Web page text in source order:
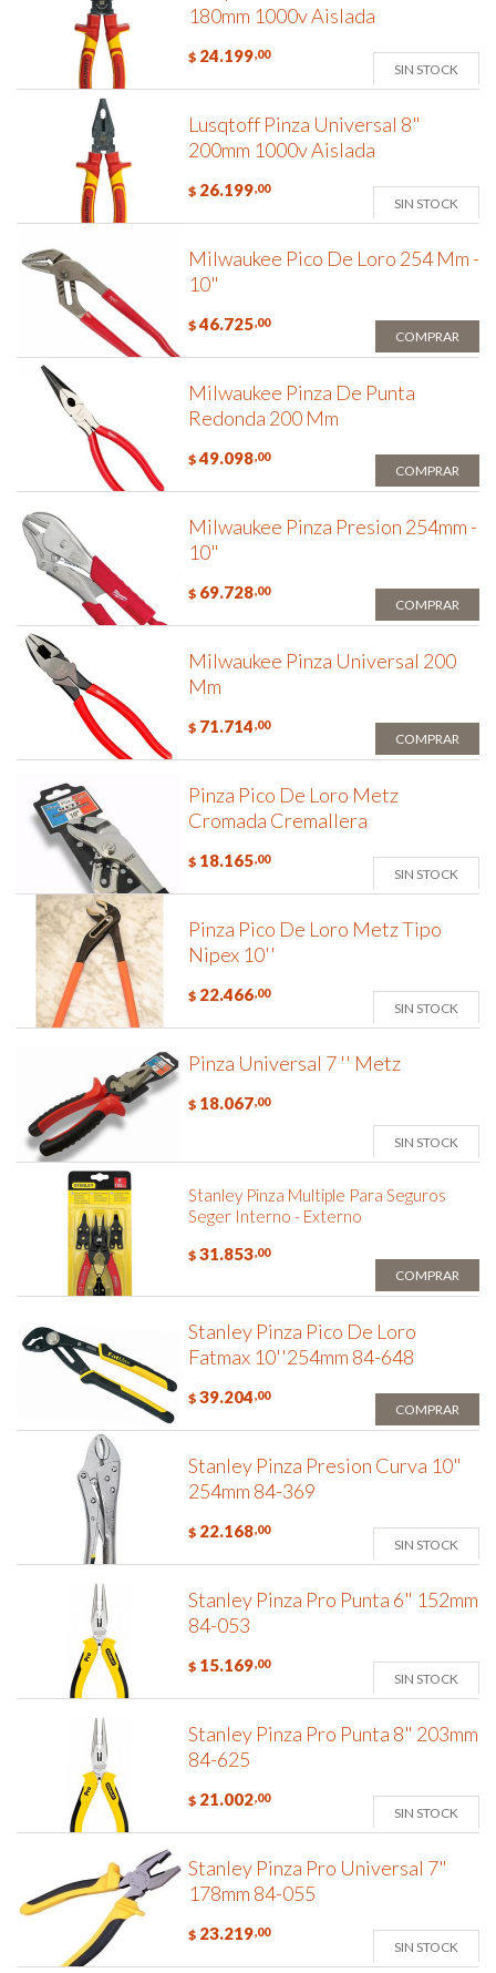
180mm 1000v Aislada
$ 24.199,00
SIN STOCK
Lusqtoff Pinza Universal 8"
200mm 1000v Aislada
$ 26.199,00
SIN STOCK
Milwaukee Pico De Loro 254 Mm -
10"
$ 46.725,00
COMPRAR
Milwaukee Pinza De Punta
Redonda 200 Mm
$ 49.098,00
COMPRAR
Milwaukee Pinza Presion 254mm -
10"
$ 69.728,00
COMPRAR
Milwaukee Pinza Universal 200
Mm
$ 71.714,00
COMPRAR
Pinza Pico De Loro Metz
Cromada Cremallera
$ 18.165,00
SIN STOCK
Pinza Pico De Loro Metz Tipo
Nipex 10''
$ 22.466,00
SIN STOCK
Pinza Universal 7 '' Metz
$ 18.067,00
SIN STOCK
Stanley Pinza Multiple Para Seguros
Seger Interno - Externo
$ 31.853,00
COMPRAR
Stanley Pinza Pico De Loro
Fatmax 10''254mm 84-648
$ 39.204,00
COMPRAR
Stanley Pinza Presion Curva 10"
254mm 84-369
$ 22.168,00
SIN STOCK
Stanley Pinza Pro Punta 6" 152mm
84-053
$ 15.169,00
SIN STOCK
Stanley Pinza Pro Punta 8" 203mm
84-625
$ 21.002,00
SIN STOCK
Stanley Pinza Pro Universal 7"
178mm 84-055
$ 23.219,00
SIN STOCK